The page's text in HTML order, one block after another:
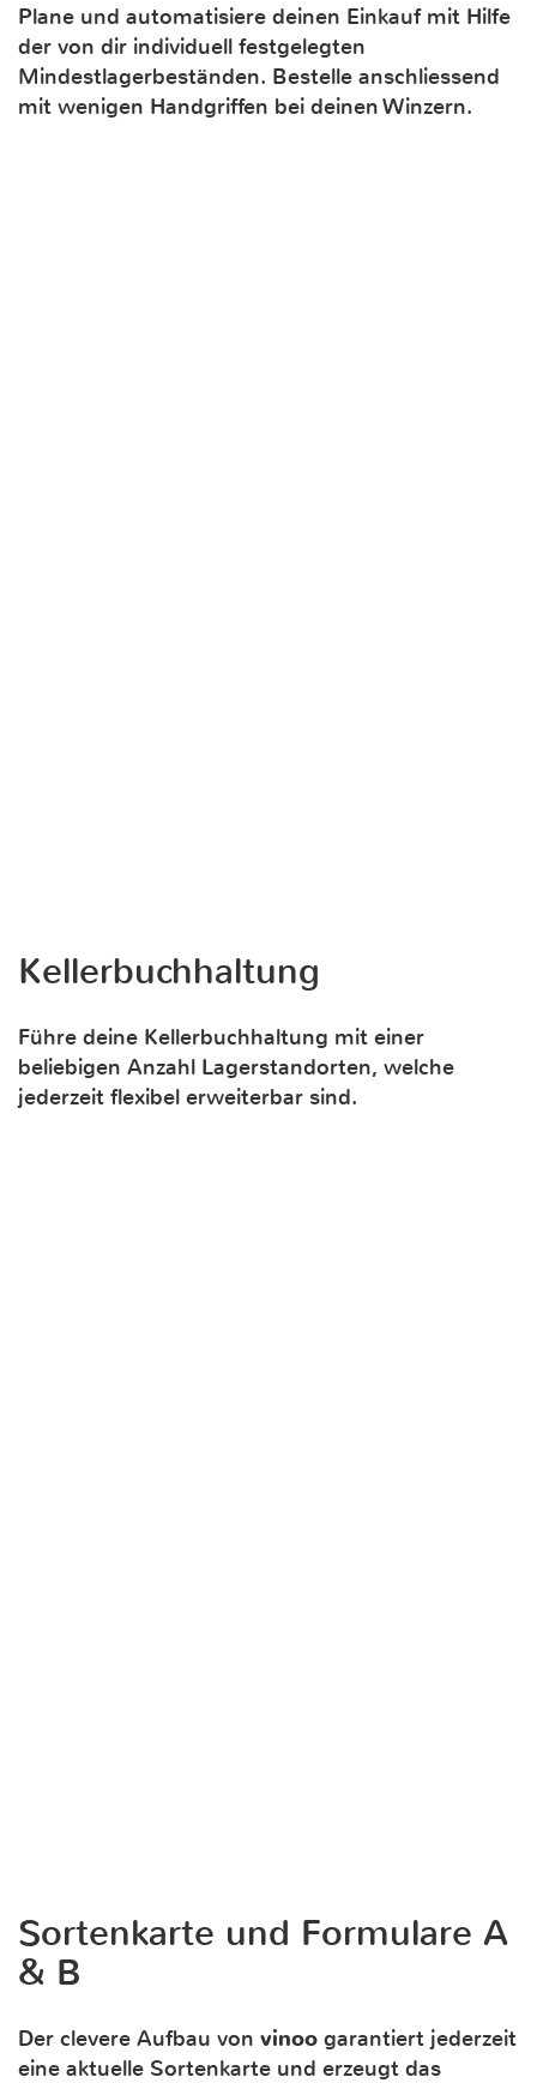
Plane und automatisiere deinen Einkauf mit Hilfe
der von dir individuell festgelegten
Mindestlagerbeständen. Bestelle anschliessend
mit wenigen Handgriffen bei deinen Winzern.
Kellerbuchhaltung
Führe deine Kellerbuchhaltung mit einer
beliebigen Anzahl Lagerstandorten, welche
jederzeit flexibel erweiterbar sind.
Sortenkarte und Formulare A
& B
Der clevere Aufbau von vinoo garantiert jederzeit
eine aktuelle Sortenkarte und erzeugt das